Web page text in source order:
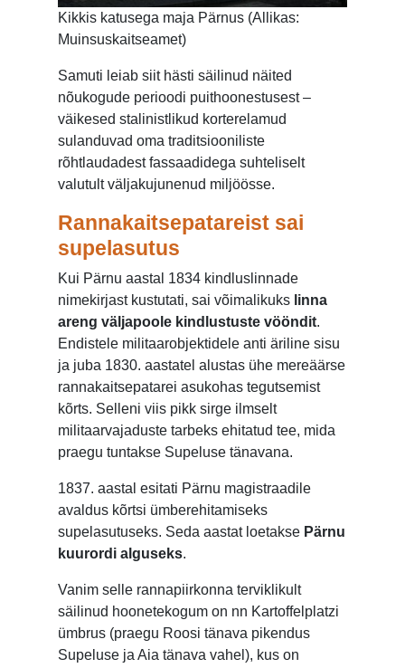
Kikkis katusega maja Pärnus (Allikas:
Muinsuskaitseamet)
Samuti leiab siit hästi säilinud näited
nõukogude perioodi puithoonestusest –
väikesed stalinistlikud korterelamud
sulanduvad oma traditsiooniliste
rõhtlaudadest fassaadidega suhteliselt
valutult väljakujunenud miljöösse.
Rannakaitsepatareist sai
supelasutus
Kui Pärnu aastal 1834 kindluslinnade
nimekirjast kustutati, sai võimalikuks linna
areng väljapoole kindlustuste vööndit.
Endistele militaarobjektidele anti äriline sisu
ja juba 1830. aastatel alustas ühe mereäärse
rannakaitsepatarei asukohas tegutsemist
kõrts. Selleni viis pikk sirge ilmselt
militaarvajaduste tarbeks ehitatud tee, mida
praegu tuntakse Supeluse tänavana.
1837. aastal esitati Pärnu magistraadile
avaldus kõrtsi ümberehitamiseks
supelasutuseks. Seda aastat loetakse Pärnu
kuurordi alguseks.
Vanim selle rannapiirkonna terviklikult
säilinud hoonetekogum on nn Kartoffelplatzi
ümbrus (praegu Roosi tänava pikendus
Supeluse ja Aia tänava vahel), kus on